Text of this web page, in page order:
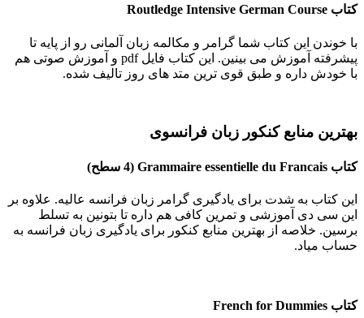
کتاب Routledge Intensive German Course
با خوندن این کتاب شما گرامر و مکالمه زبان آلمانی رو از پایه تا
پیشرفته آموزش می بینین. این کتاب فایل pdf و آموزش صوتی هم
با خودش داره و طبق قوی ترین متد های روز تالیف شده.
بهترین منابع کنکور زبان فرانسوی
کتاب Grammaire essentielle du Francais (4 سطح)
این کتاب به شدت برای یادگیری گرامر زبان فرانسه عالیه. علاوه بر
این سی دی آموزشی و تمرین کافی هم داره تا بتونین به تسلط
برسین. خلاصه از بهترین منابع کنکور برای یادگیری زبان فرانسه به
حساب میاد.
کتاب French for Dummies